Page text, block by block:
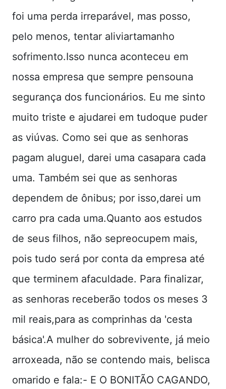
foi uma perda irreparável, mas posso,
pelo menos, tentar aliviartamanho
sofrimento.Isso nunca aconteceu em
nossa empresa que sempre pensouna
segurança dos funcionários. Eu me sinto
muito triste e ajudarei em tudoque puder
as viúvas. Como sei que as senhoras
pagam aluguel, darei uma casapara cada
uma. Também sei que as senhoras
dependem de ônibus; por isso,darei um
carro pra cada uma.Quanto aos estudos
de seus filhos, não sepreocupem mais,
pois tudo será por conta da empresa até
que terminem afaculdade. Para finalizar,
as senhoras receberão todos os meses 3
mil reais,para as comprinhas da 'cesta
básica'.A mulher do sobrevivente, já meio
arroxeada, não se contendo mais, belisca
omarido e fala:- E O BONITÃO CAGANDO,